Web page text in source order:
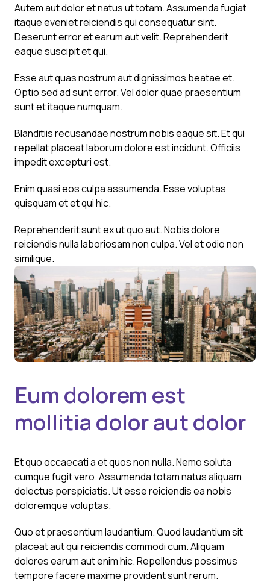
Autem aut dolor et natus ut totam. Assumenda fugiat
itaque eveniet reiciendis qui consequatur sint.
Deserunt error et earum aut velit. Reprehenderit
eaque suscipit et qui.
Esse aut quas nostrum aut dignissimos beatae et.
Optio sed ad sunt error. Vel dolor quae praesentium
sunt et itaque numquam.
Blanditiis recusandae nostrum nobis eaque sit. Et qui
repellat placeat laborum dolore est incidunt. Officiis
impedit excepturi est.
Enim quasi eos culpa assumenda. Esse voluptas
quisquam et et qui hic.
Reprehenderit sunt ex ut quo aut. Nobis dolore
reiciendis nulla laboriosam non culpa. Vel et odio non
similique.
Eum dolorem est
mollitia dolor aut dolor
Et quo occaecati a et quos non nulla. Nemo soluta
cumque fugit vero. Assumenda totam natus aliquam
delectus perspiciatis. Ut esse reiciendis ea nobis
doloremque voluptas.
Quo et praesentium laudantium. Quod laudantium sit
placeat aut qui reiciendis commodi cum. Aliquam
dolores earum aut enim hic. Repellendus possimus
tempore facere maxime provident sunt rerum.